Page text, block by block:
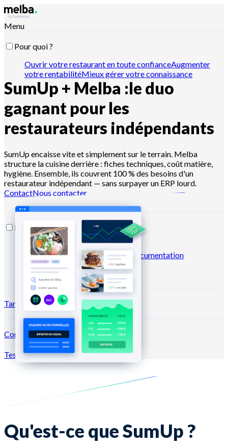
Menu
Pour quoi ?
Ouvrir votre restaurant en toute confianceAugmenter
votre rentabilitéMieux gérer votre connaissance
recette Optimiser vos stocks et inventaires
commandes fournisseurOrganiser votre production
l'hygiène et la traçabilité Piloter vos devis et ventes
avec Claude, ChatGPT ou API
Pour qui ?
Les chaînes de restaurantsLes cuisines centralesLes dark
kitchensLes traiteursLes restaurateurs indépendants
boulangers et pâtissiersLes hôtels-restaurants
Ressources
BlogCentre d'aideBusiness
caseMarketplaceNewsletters
Documentation
APIDocumentation MCP
Tarifs
Connexion →
Tester gratuitementInscription
SumUp + Melba :le duo
gagnant pour les
restaurateurs indépendants
SumUp encaisse vite et simplement sur le terrain. Melba
structure la cuisine derrière : fiches techniques, coût matière,
hygiène. Ensemble, ils couvrent 100 % des besoins d'un
restaurateur indépendant — sans surpayer un ERP lourd.
ContactNous contacter
Qu'est-ce que SumUp ?